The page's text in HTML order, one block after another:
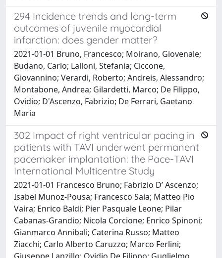
294 Incidence trends and long-term
outcomes of juvenile myocardial
infarction: does gender matter?
2021-01-01 Bruno, Francesco; Moirano, Giovenale;
Budano, Carlo; Lalloni, Stefania; Ciccone,
Giovannino; Verardi, Roberto; Andreis, Alessandro;
Montabone, Andrea; Gilardetti, Marco; De Filippo,
Ovidio; D'Ascenzo, Fabrizio; De Ferrari, Gaetano
Maria
302 Impact of right ventricular pacing in
patients with TAVI underwent permanent
pacemaker implantation: the Pace-TAVI
International Multicentre Study
2021-01-01 Francesco Bruno; Fabrizio D’ Ascenzo;
Isabel Munoz-Pousa; Francesco Saia; Matteo Pio
Vaira; Enrico Baldi; Pier Pasquale Leone; Pilar
Cabanas-Grandio; Nicola Corcione; Enrico Spinoni;
Gianmarco Annibali; Caterina Russo; Matteo
Ziacchi; Carlo Alberto Caruzzo; Marco Ferlini;